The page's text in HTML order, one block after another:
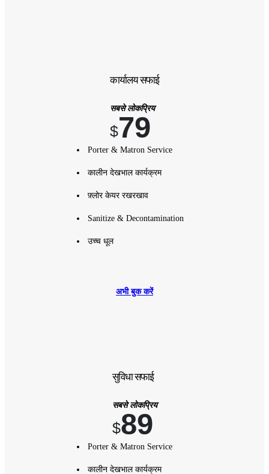
कार्यालय सफाई
सबसे लोकप्रिय
$79
अभी बुक करें
Porter & Matron Service
कालीन देखभाल कार्यक्रम
फ़्लोर केयर रखरखाव
Sanitize & Decontamination
उच्च धूल
सुविधा सफाई
सबसे लोकप्रिय
$89
Porter & Matron Service
कालीन देखभाल कार्यक्रम